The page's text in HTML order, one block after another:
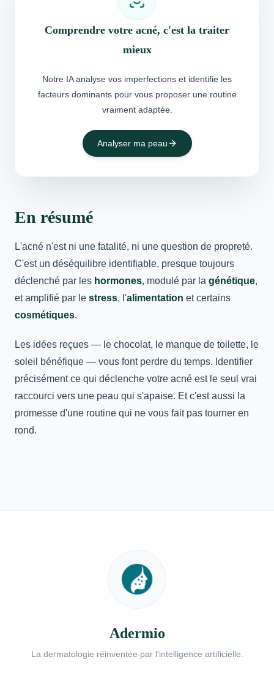
Comprendre votre acné, c'est la traiter
mieux
Notre IA analyse vos imperfections et identifie les
facteurs dominants pour vous proposer une routine
vraiment adaptée.
Analyser ma peau
En résumé
L'acné n'est ni une fatalité, ni une question de propreté.
C'est un déséquilibre identifiable, presque toujours
déclenché par les hormones, modulé par la génétique,
et amplifié par le stress, l'alimentation et certains
cosmétiques.
Les idées reçues — le chocolat, le manque de toilette, le
soleil bénéfique — vous font perdre du temps. Identifier
précisément ce qui déclenche votre acné est le seul vrai
raccourci vers une peau qui s'apaise. Et c'est aussi la
promesse d'une routine qui ne vous fait pas tourner en
rond.
Adermio
La dermatologie réinventée par l'intelligence artificielle.